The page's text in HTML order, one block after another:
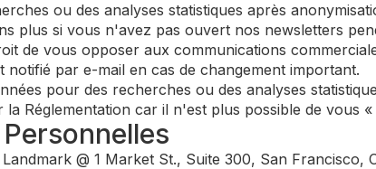
ou des analyses statistiques après
plus si vous n'avez pas ouvert nos newsletters
de vous opposer aux communications
par e-mail en cas de changement important.
pour des recherches ou des analyses
Réglementation car il n'est plus possible de vous
@ 1 Market St., Suite 300, San Francisco,